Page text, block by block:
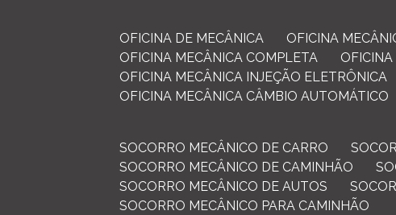
OFICINA DE MECÂNICA
OFICINA
OFICINA MECÂNICA COMPLETA
OFICINA MECÂNICA INJEÇÃO ELETRÔNICA
OFICINA MECÂNICA CÂMBIO AUTOMÁTICO
SOCORRO MECÂNICO DE CARRO
SOCORRO MECÂNICO DE CAMINHÃO
SOCORRO MECÂNICO DE AUTOS
SOCORRO MECÂNICO PARA CAMINHÃO